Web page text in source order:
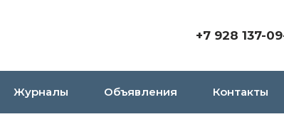
+7 928 137-
Журналы Объявления Контакты